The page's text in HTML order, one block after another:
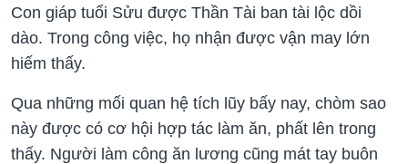
Con giáp tuổi Sửu được Thần Tài ban tài lộc dồi
dào. Trong công việc, họ nhận được vận may lớn
hiếm thấy.
Qua những mối quan hệ tích lũy bấy nay, chòm sao
này được có cơ hội hợp tác làm ăn, phất lên trong
thấy. Người làm công ăn lương cũng mát tay buôn